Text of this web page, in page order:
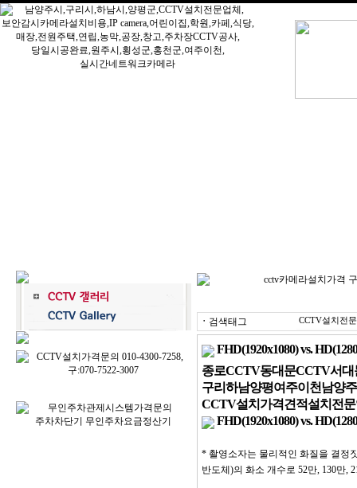
ㆍ 검색태그 CCTV설치전
FHD(1920x1080) vs.
종로CCTV동대문CCTV서
구리하남양평여주이천남양
CCTV설치가격견적설치전
FHD(1920x1080) vs.
* 촬영소자는 물리적인 화질을 결정
반도체)의 화소 개수로 52만, 130만,